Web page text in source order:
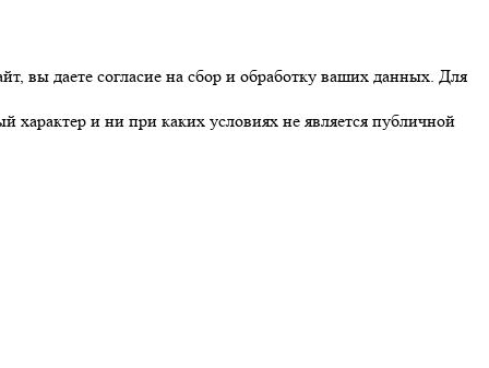
вы даете согласие на сбор и обработку ваших данных. Для
характер и ни при каких условиях не является публичной